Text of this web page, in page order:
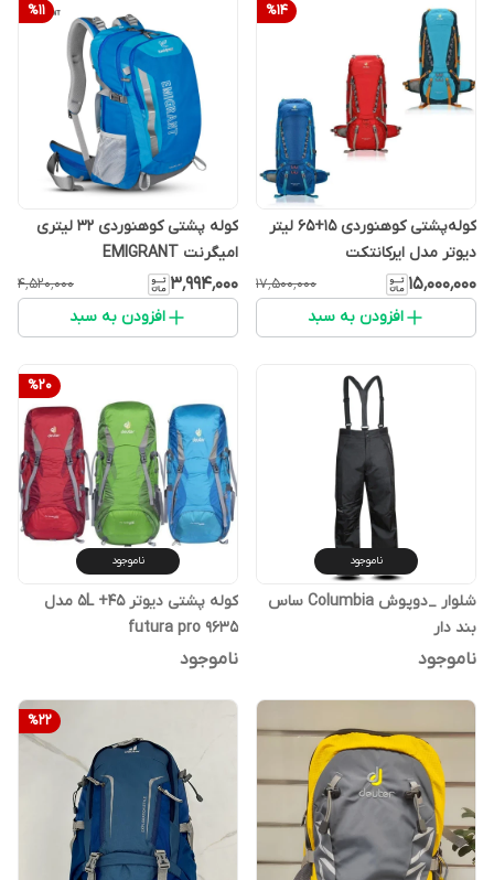
%14
کوله‌پشتی کوهنوردی 15+65 لیتر
دیوتر مدل ایرکانتکت
۱۵٬۰۰۰٬۰۰۰ ۱۷٬۵۰۰٬۰۰۰
افزودن به سبد
%11
کوله پشتی کوهنوردی 32 لیتری
امیگرنت EMIGRANT
۳٬۹۹۴٬۰۰۰ ۴٬۵۲۰٬۰۰۰
افزودن به سبد
ناموجود
شلوار _دوپوش Columbia ساس
بند دار
ناموجود
%20
ناموجود
کوله پشتی دیوتر 5L +45 مدل
futura pro 9635
ناموجود
%22